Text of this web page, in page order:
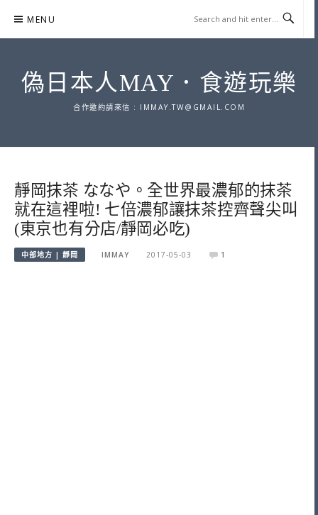
content
MENU
偽日本人MAY．食遊玩樂
合作邀約請來信 : IMMAY.TW@GMAIL.COM
靜岡抹茶 ななや。全世界最濃郁的抹茶
就在這裡啦! 七倍濃郁讓抹茶控齊聲尖叫
(東京也有分店/靜岡必吃)
中部地方 | 靜岡 IMMAY 2017-05-03 1